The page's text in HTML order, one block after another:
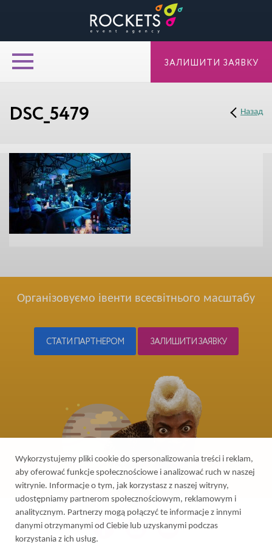
DSC_5479 Назад
Організовуємо івенти всесвітнього масштабу
СТАТИ ПАРТНЕРОМ ЗАЛИШИТИ ЗАЯВКУ
ЗАЛИШИТИ ЗАЯВКУ
Wykorzystujemy pliki cookie do spersonalizowania treści i reklam,
aby oferować funkcje społecznościowe i analizować ruch w naszej
witrynie. Informacje o tym, jak korzystasz z naszej witryny,
udostępniamy partnerom społecznościowym, reklamowym i
analitycznym. Partnerzy mogą połączyć te informacje z innymi
danymi otrzymanymi od Ciebie lub uzyskanymi podczas
korzystania z ich usług.